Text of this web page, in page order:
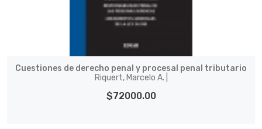
Cuestiones de derecho penal y procesal penal tributario
Riquert, Marcelo A. |
$72000.00